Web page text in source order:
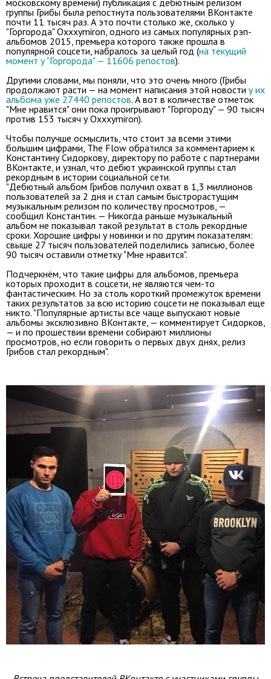
группы Грибы была репостнута пользователями ВКонтакте
почти 11 тысяч раз. А это почти столько же, сколько у
"Горгорода" Oxxxymiron, одного из самых популярных рэп-
альбомов 2015, премьера которого также прошла в
популярной соцсети, набралось за целый год (на текущий
момент у "Горгорода" — 11606 репостов).
Другими словами, мы поняли, что это очень много (Грибы
продолжают расти — на момент написания этой новости у их
альбома уже 27440 репостов. А вот в количестве отметок
"Мне нравится" они пока проигрывают "Горгороду" — 90 тысяч
против 153 тысяч у Oxxxymiron).
Чтобы получше осмыслить, что стоит за всеми этими
большим цифрами, The Flow обратился за комментарием к
Константину Сидоркову, директору по работе с партнерами
ВКонтакте, и узнал, что дебют украинской группы стал
рекордным в истории социальной сети.
"Дебютный альбом Грибов получил охват в 1,3 миллионов
пользователей за 2 дня и стал самым быстрорастущим
музыкальным релизом по количеству просмотров, —
сообщил Константин. — Никогда раньше музыкальный
альбом не показывал такой результат в столь рекордные
сроки. Хорошие цифры у новинки и по другим показателям:
свыше 27 тысяч пользователей поделились записью, более
90 тысяч оставили отметку "Мне нравится".
Подчеркнём, что такие цифры для альбомов, премьера
которых проходит в соцсети, не являются чем-то
фантастическим. Но за столь короткий промежуток времени
таких результатов за всю историю соцсети не показывал еще
никто. "Популярные артисты все чаще выпускают новые
альбомы эксклюзивно ВКонтакте, — комментирует Сидорков,
— и по прошествии времени собирают миллионы
просмотров, но если говорить о первых двух днях, релиз
Грибов стал рекордным".